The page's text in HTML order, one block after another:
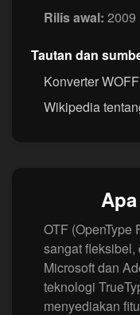
Rilis awal: 2009
Tautan dan
Konverter WOFF
Wikipedia
OTF (OpenType
sangat fleksibel,
Microsoft dan
teknologi
menyediakan